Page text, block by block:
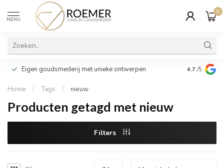
MENU
0
Eigen goudsmederij met unieke ontwerpen Wij
cadeau
4.7 /5
Home / Tags / nieuw
Producten getagd met nieuw
Filters